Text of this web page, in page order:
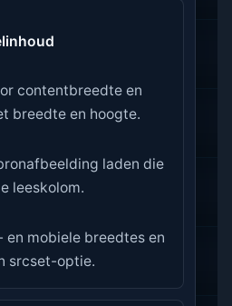
contentbreedte en
breedte en hoogte.
laden die
leeskolom.
mobiele breedtes en
srcset-optie.